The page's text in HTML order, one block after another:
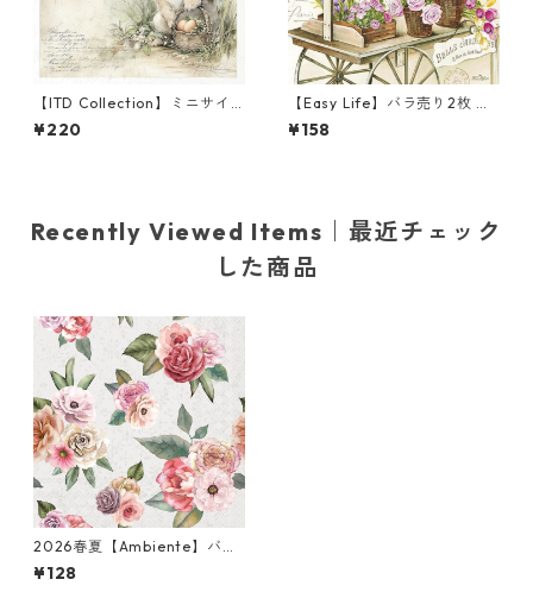
【ITD Collection】ミニサイ
ズ ライスペーパー RSM2472
デコパージュ
¥220
【Easy Life】バラ売り2枚 ラ
ンチサイズ ペーパーナプキン
LES FLEURS オフホワイト
¥158
Recently Viewed Items｜最近チェック
した商品
2026春夏【Ambiente】バラ
売り2枚 ランチサイズ ペーパ
ーナプキン Diny グレー
¥128